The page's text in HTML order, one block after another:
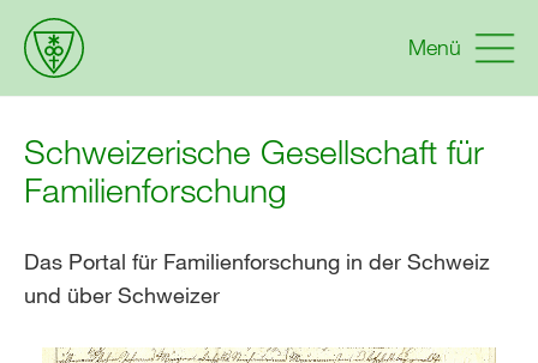
Menü
Schweizerische Gesellschaft für
Familienforschung
Das Portal für Familienforschung in der Schweiz
und über Schweizer